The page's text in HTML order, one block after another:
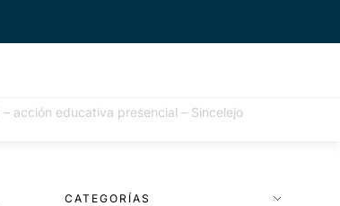
acción educativa presencial – Sincelejo
CATEGORÍAS